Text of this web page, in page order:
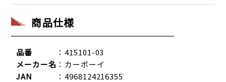
商品仕様
品番
：415101-03
メーカー名 ：カーボーイ
JAN
：4968124216355